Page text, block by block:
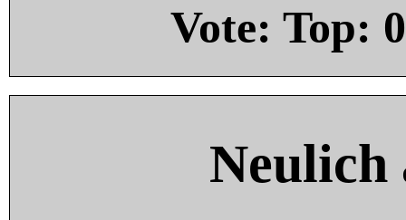
Vote: Top: 0
Neulich